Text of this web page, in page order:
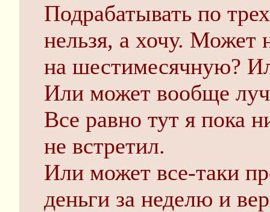
Подрабатывать по
нельзя, а хочу. Может
на шестимесячную?
Или может вообще
Все равно тут я пока
не встретил.
Или может все-таки
деньги за неделю и